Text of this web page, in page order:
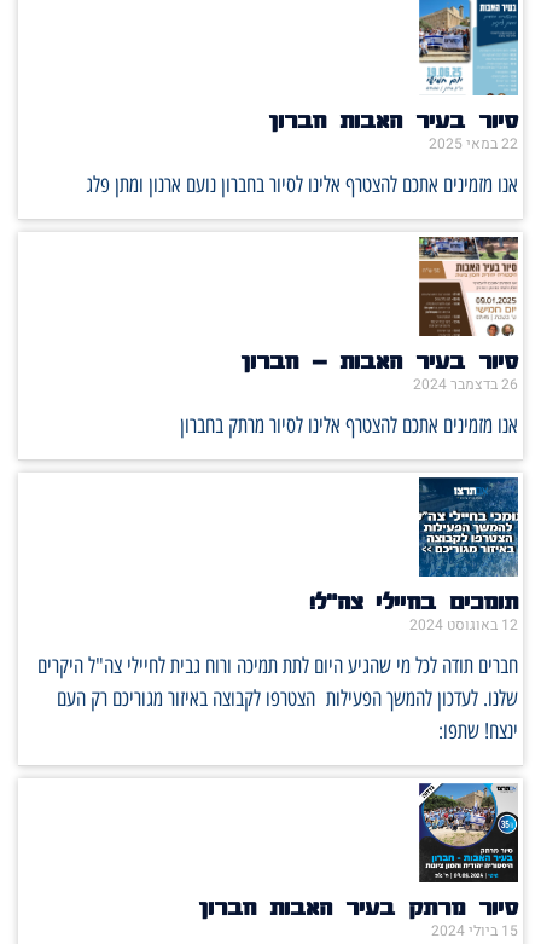
סיור בעיר האבות חברון
22 במאי 2025
אנו מזמינים אתכם להצטרף אלינו לסיור בחברון נועם ארנון ומתן פלג
סיור בעיר האבות – חברון
26 בדצמבר 2024
אנו מזמינים אתכם להצטרף אלינו לסיור מרתק בחברון
תומכים בחיילי צה"ל!
12 באוגוסט 2024
חברים תודה לכל מי שהגיע היום לתת תמיכה ורוח גבית לחיילי צה"ל היקרים
שלנו. לעדכון להמשך הפעילות הצטרפו לקבוצה באיזור מגוריכם רק העם
ינצח! שתפו:
סיור מרתק בעיר האבות חברון
15 ביולי 2024